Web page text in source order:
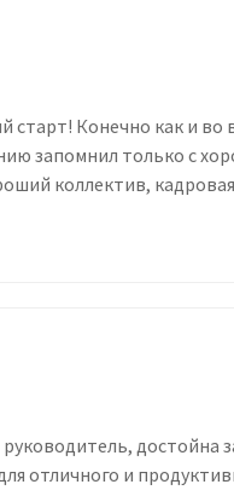
Конечно как и во
запомнил только с
коллектив,
достойна
отличного и